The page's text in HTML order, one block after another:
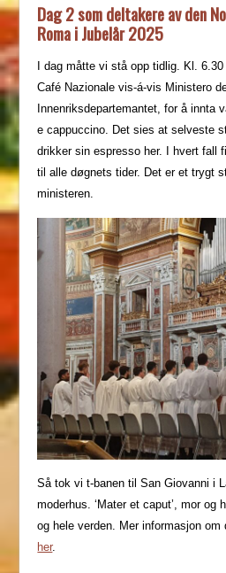
Dag 2 som deltakere av den
Roma i Jubelår 2025
I dag måtte vi stå opp tidlig. Kl.
Café Nazionale vis-á-vis Ministero
Innenriksdepartemantet, for å innta
e cappuccino. Det sies at selveste
drikker sin espresso her. I hvert fall
til alle døgnets tider. Det er et trygt
ministeren.
Så tok vi t-banen til San Giovanni i
moderhus. ‘Mater et caput’, mor og
og hele verden. Mer informasjon
her.